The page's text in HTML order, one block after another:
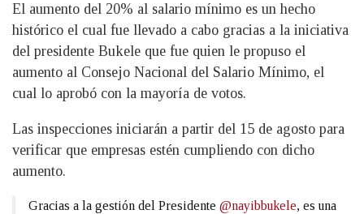
El aumento del 20% al salario mínimo es un hecho
histórico el cual fue llevado a cabo gracias a la iniciativa
del presidente Bukele que fue quien le propuso el
aumento al Consejo Nacional del Salario Mínimo, el
cual lo aprobó con la mayoría de votos.
Las inspecciones iniciarán a partir del 15 de agosto para
verificar que empresas estén cumpliendo con dicho
aumento.
Gracias a la gestión del Presidente @nayibbukele, es una